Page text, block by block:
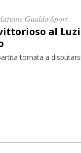
Gualdo Sport
al
tornata a